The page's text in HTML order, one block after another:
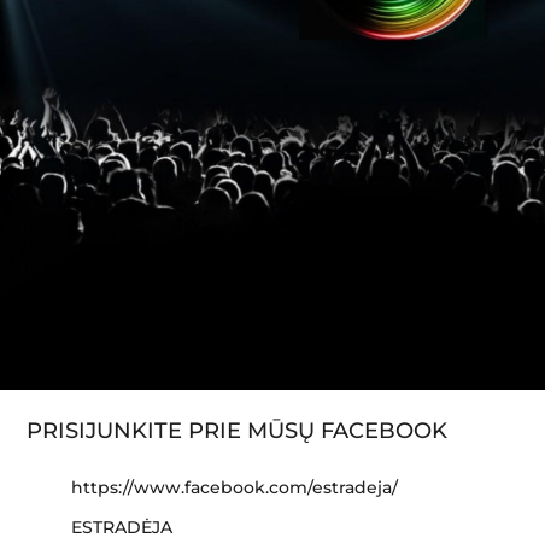
PRISIJUNKITE PRIE MŪSŲ FACEBOOK
https://www.facebook.com/estradeja/
ESTRADĖJA